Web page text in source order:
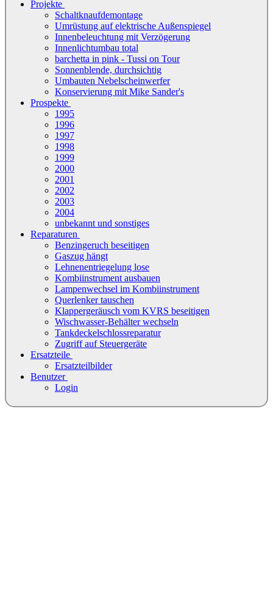
Projekte
Schaltknaufdemontage
Umrüstung auf elektrische Außenspiegel
Innenbeleuchtung mit Verzögerung
Innenlichtumbau total
barchetta in pink - Tussi on Tour
Sonnenblende, durchsichtig
Umbauten Nebelscheinwerfer
Konservierung mit Mike Sander's
Prospekte
1995
1996
1997
1998
1999
2000
2001
2002
2003
2004
unbekannt und sonstiges
Reparaturen
Benzingeruch beseitigen
Gaszug hängt
Lehnenentriegelung lose
Kombiinstrument ausbauen
Lampenwechsel im Kombiinstrument
Querlenker tauschen
Klappergeräusch vom KVRS beseitigen
Wischwasser-Behälter wechseln
Tankdeckelschlossreparatur
Zugriff auf Steuergeräte
Ersatzteile
Ersatzteilbilder
Benutzer
Login